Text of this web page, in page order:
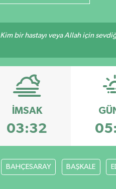
Kim bir hastayı veya Allah için
İMSAK
03:32
BAHÇESARAY BAŞKALE